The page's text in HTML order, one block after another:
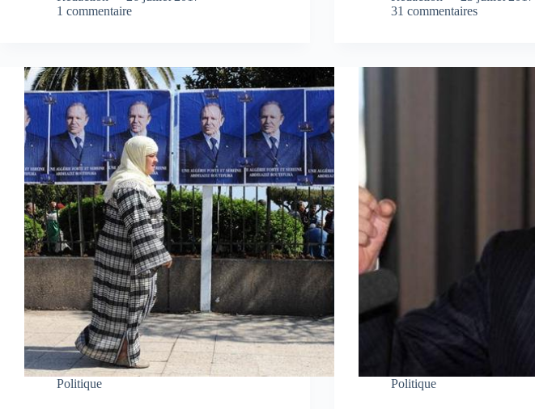
1 commentaire
31 commentaires
Politique Politique